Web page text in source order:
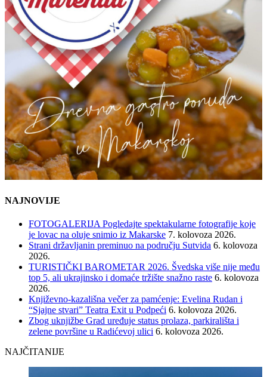
NAJNOVIJE
FOTOGALERIJA Pogledajte spektakularne fotografije koje
je lovac na oluje snimio iz Makarske 7. kolovoza 2026.
Strani državljanin preminuo na području Sutvida 6. kolovoza
2026.
TURISTIČKI BAROMETAR 2026. Švedska više nije među
top 5, ali ukrajinsko i domaće tržište snažno raste 6. kolovoza
2026.
Književno-kazališna večer za pamćenje: Evelina Rudan i
“Sjajne stvari” Teatra Exit u Podpeći 6. kolovoza 2026.
Zbog uknjižbe Grad uređuje status prolaza, parkirališta i
zelene površine u Radićevoj ulici 6. kolovoza 2026.
NAJČITANIJE